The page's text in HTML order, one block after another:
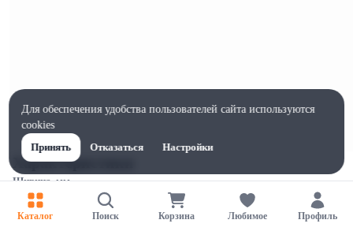
Характеристики
Ширина, мм
100
Высота, мм
Каталог Поиск Корзина Любимое Профиль
Для обеспечения удобства пользователей сайта используются
cookies
Принять
Отказаться Настройки